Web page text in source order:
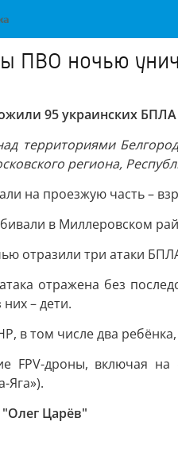
ПВО ночью
95 украинских БПЛА
территориями
региона,
на проезжую часть –
в Миллеровском
отразили три атаки
отражена без
– дети.
в том числе два
FPV-дроны, включая
Яга»).
Царёв"